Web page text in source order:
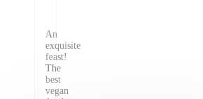
An
exquisite
feast!
The
best
vegan